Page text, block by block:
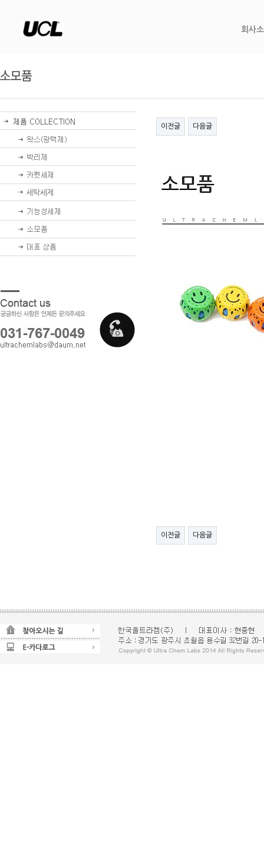
회사
이전글 다음글
이전글 다음글